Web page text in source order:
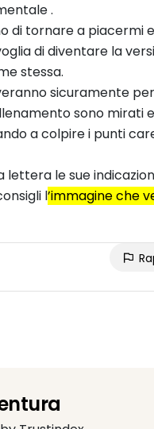
.
di tornare a piacermi
di diventare la
stessa.
sicuramente
sono mirati
i punti carenti di
lettera le sue
l’immagine che
inizia a piacermi
, ma anche il